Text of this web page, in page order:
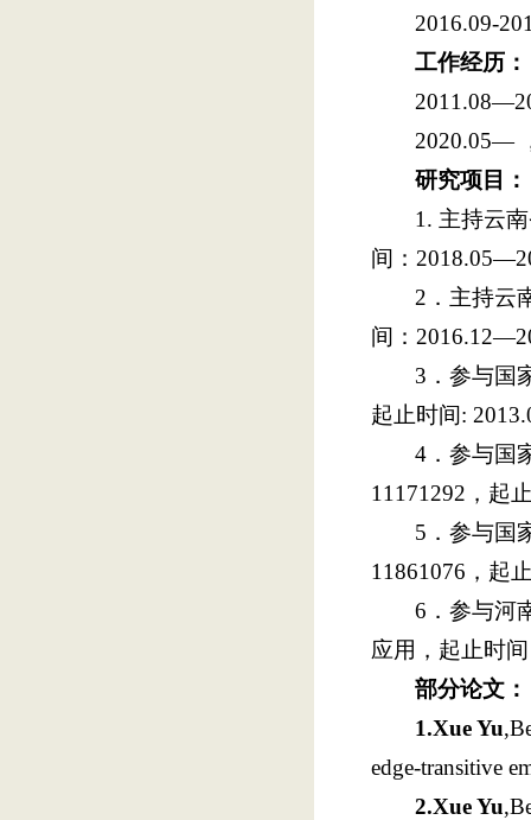
2016.09-
工作经历：
2020.05—
研究项目：
1. 主持云
间：
2．主持云
间：
3．参与国
起止时间:
4．参与国
11171292，起
5．参与国
11861076，起
6．参与河
应用，起止时
部分论文：
1.Xue Yu
edge-transitive
2.Xue Yu